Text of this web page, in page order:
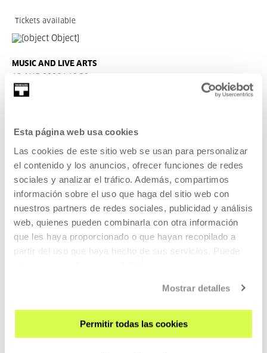
Esta página web usa cookies
Las cookies de este sitio web se usan para personalizar
el contenido y los anuncios, ofrecer funciones de redes
sociales y analizar el tráfico. Además, compartimos
información sobre el uso que haga del sitio web con
nuestros partners de redes sociales, publicidad y análisis
web, quienes pueden combinarla con otra información
que les haya proporcionado o que hayan recopilado a
partir del uso que haya hecho de sus servicios. Puede
Mostrar detalles
Permitir todas las cookies
Tickets available
MUSIC AND LIVE ARTS
87ª Quincena Musical de San Sebastián:
NO DIALOGUE
READ MORE
Tickets available
Lorena Nogal "PICASSa"